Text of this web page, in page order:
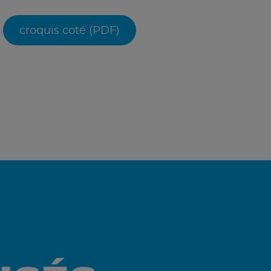
croquis coté (PDF)